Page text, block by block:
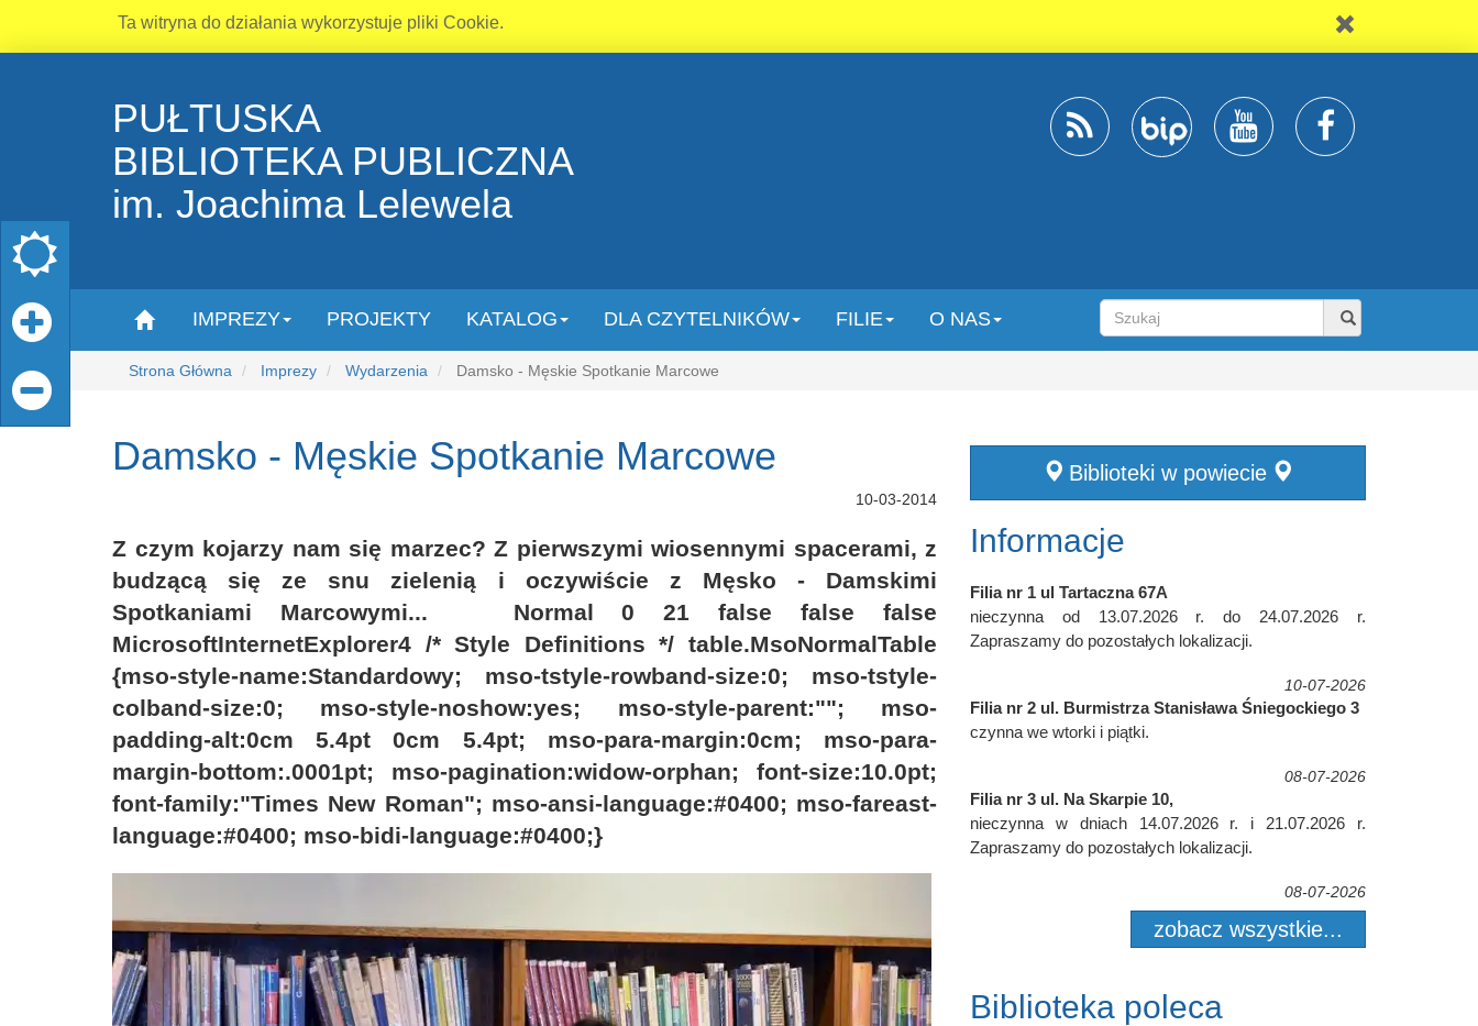
Ta witryna do działania wykorzystuje pliki Cookie.
PUŁTUSKA
BIBLIOTEKA PUBLICZNA
im. Joachima Lelewela
IMPREZY PROJEKTY KATALOG DLA CZYTELNIKÓW FILIE O NAS
Strona Główna Imprezy Wydarzenia Damsko - Męskie Spotkanie Marcowe
Damsko - Męskie Spotkanie Marcowe
10-03-2014
Z czym kojarzy nam się marzec? Z pierwszymi wiosennymi spacerami, z
budzącą się ze snu zielenią i oczywiście z Męsko - Damskimi
Spotkaniami Marcowymi... Normal 0 21 false false false
MicrosoftInternetExplorer4 /* Style Definitions */ table.MsoNormalTable
{mso-style-name:Standardowy; mso-tstyle-rowband-size:0; mso-tstyle-
colband-size:0; mso-style-noshow:yes; mso-style-parent:""; mso-
padding-alt:0cm 5.4pt 0cm 5.4pt; mso-para-margin:0cm; mso-para-
margin-bottom:.0001pt; mso-pagination:widow-orphan; font-size:10.0pt;
font-family:"Times New Roman"; mso-ansi-language:#0400; mso-fareast-
language:#0400; mso-bidi-language:#0400;}
Biblioteki w powiecie
Informacje
Filia nr 1 ul Tartaczna 67A
nieczynna od 13.07.2026 r. do 24.07.2026 r.
Zapraszamy do pozostałych lokalizacji.
10-07-2026
Filia nr 2 ul. Burmistrza Stanisława Śniegockiego 3
czynna we wtorki i piątki.
08-07-2026
Filia nr 3 ul. Na Skarpie 10,
nieczynna w dniach 14.07.2026 r. i 21.07.2026 r.
Zapraszamy do pozostałych lokalizacji.
08-07-2026
zobacz wszystkie...
Biblioteka poleca